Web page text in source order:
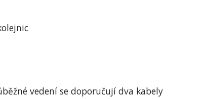
vedení se doporučují dva kabely